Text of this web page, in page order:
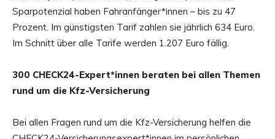
Sparpotenzial haben Fahranfänger*innen – bis zu 47
Prozent. Im günstigsten Tarif zahlen sie jährlich 634 Euro.
Im Schnitt über alle Tarife werden 1.207 Euro fällig.
300 CHECK24-Expert*innen beraten bei allen Themen
rund um die Kfz-Versicherung
Bei allen Fragen rund um die Kfz-Versicherung helfen die